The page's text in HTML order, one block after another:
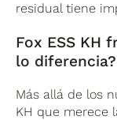
residual tiene
Fox ESS KH
lo diferencia?
Más allá de los
KH que merece